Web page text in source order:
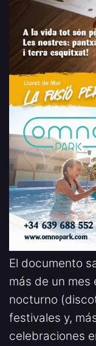
El documento
más de un
nocturno
festivales y,
celebraciones